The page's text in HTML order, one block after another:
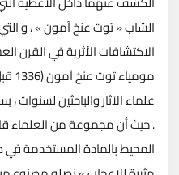
الشاب « توت عنخ آمون » ، و
الاكتشافات الأثرية في القرن
علماء الآثار والباحثين لسنوات
المحيط بالمادة المستخدمة